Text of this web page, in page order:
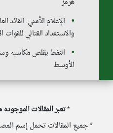
الإعلام الأمني: القائد
والاستعداد القتالي للقوات
النفط يقلص مكاسبه
الأوسط
*تعبر المقالات
* جميع المقالات تحمل إسم